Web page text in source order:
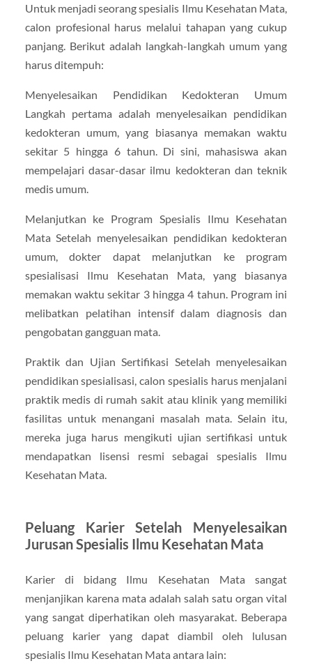
Untuk menjadi seorang spesialis Ilmu Kesehatan Mata,
calon profesional harus melalui tahapan yang cukup
panjang. Berikut adalah langkah-langkah umum yang
harus ditempuh:
Menyelesaikan Pendidikan Kedokteran Umum
Langkah pertama adalah menyelesaikan pendidikan
kedokteran umum, yang biasanya memakan waktu
sekitar 5 hingga 6 tahun. Di sini, mahasiswa akan
mempelajari dasar-dasar ilmu kedokteran dan teknik
medis umum.
Melanjutkan ke Program Spesialis Ilmu Kesehatan
Mata Setelah menyelesaikan pendidikan kedokteran
umum, dokter dapat melanjutkan ke program
spesialisasi Ilmu Kesehatan Mata, yang biasanya
memakan waktu sekitar 3 hingga 4 tahun. Program ini
melibatkan pelatihan intensif dalam diagnosis dan
pengobatan gangguan mata.
Praktik dan Ujian Sertifikasi Setelah menyelesaikan
pendidikan spesialisasi, calon spesialis harus menjalani
praktik medis di rumah sakit atau klinik yang memiliki
fasilitas untuk menangani masalah mata. Selain itu,
mereka juga harus mengikuti ujian sertifikasi untuk
mendapatkan lisensi resmi sebagai spesialis Ilmu
Kesehatan Mata.
Peluang Karier Setelah Menyelesaikan
Jurusan Spesialis Ilmu Kesehatan Mata
Karier di bidang Ilmu Kesehatan Mata sangat
menjanjikan karena mata adalah salah satu organ vital
yang sangat diperhatikan oleh masyarakat. Beberapa
peluang karier yang dapat diambil oleh lulusan
spesialis Ilmu Kesehatan Mata antara lain: